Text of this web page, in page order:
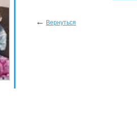
← Вернуться